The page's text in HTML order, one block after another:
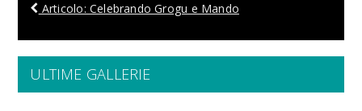
Articolo: Celebrando Grogu e Mando
ULTIME GALLERIE